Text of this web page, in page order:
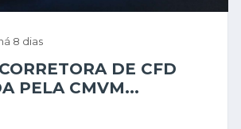
há 8 dias
DE CFD
PELA CMVM...